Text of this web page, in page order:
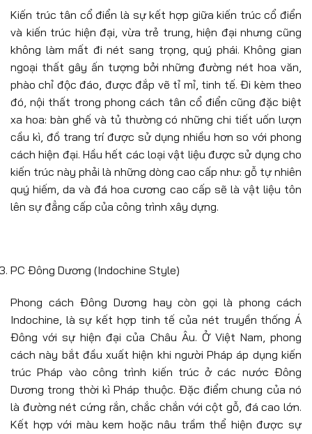
Kiến trúc tân cổ điển là sự kết hợp giữa kiến trúc cổ điển
và kiến trúc hiện đại, vừa trẻ trung, hiện đại nhưng cũng
không làm mất đi nét sang trọng, quý phái. Không gian
ngoại thất gây ấn tượng bởi những đường nét hoa văn,
phào chỉ độc đáo, được đắp vẽ tỉ mỉ, tinh tế. Đi kèm theo
đó, nội thất trong phong cách tân cổ điển cũng đặc biệt
xa hoa: bàn ghế và tủ thường có những chi tiết uốn lượn
cầu kì, đồ trang trí được sử dụng nhiều hơn so với phong
cách hiện đại. Hầu hết các loại vật liệu được sử dụng cho
kiến trúc này phải là những dòng cao cấp như: gỗ tự nhiên
quý hiếm, da và đá hoa cương cao cấp sẽ là vật liệu tôn
lên sự đẳng cấp của công trình xây dựng.
PC Đông Dương (Indochine Style)
Phong cách Đông Dương hay còn gọi là phong cách
Indochine, là sự kết hợp tinh tế của nét truyền thống Á
Đông với sự hiện đại của Châu Âu. Ở Việt Nam, phong
cách này bắt đầu xuất hiện khi người Pháp áp dụng kiến
trúc Pháp vào công trình kiến trúc ở các nước Đông
Dương trong thời kì Pháp thuộc. Đặc điểm chung của nó
là đường nét cứng rắn, chắc chắn với cột gỗ, đá cao lớn.
Kết hợp với màu kem hoặc nâu trầm thể hiện được sự